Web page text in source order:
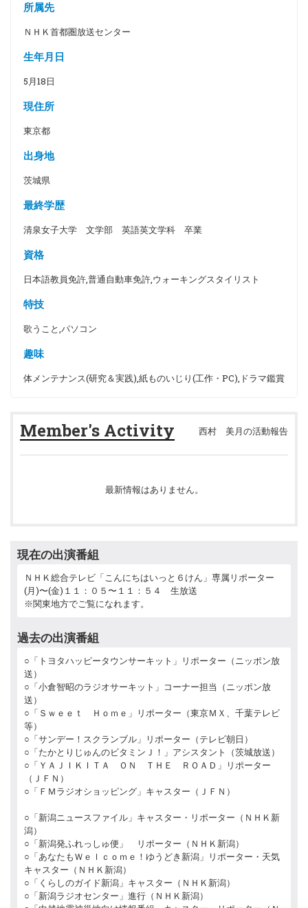
所属先
ＮＨＫ首都圏放送センター
生年月日
5月18日
現住所
東京都
出身地
茨城県
最終学歴
清泉女子大学 文学部 英語英文学科 卒業
資格
日本語教員免許,普通自動車免許,ウォーキングスタイリスト
特技
歌うこと,パソコン
趣味
体メンテナンス(研究＆実践),紙ものいじり(工作・PC),ドラマ鑑賞
Member's Activity 西村 美月の活動報告
最新情報はありません。
現在の出演番組
ＮＨＫ総合テレビ「こんにちはいっと６けん」専属リポーター
(月)〜(金)１１：０５〜１１：５４ 生放送
※関東地方でご覧になれます。
過去の出演番組
○「トヨタハッピータウンサーキット」リポーター（ニッポン放
送）
○「小倉智昭のラジオサーキット」コーナー担当（ニッポン放
送）
○「Ｓｗｅｅｔ Ｈｏｍｅ」リポーター（東京ＭＸ、千葉テレビ
等）
○「サンデー！スクランブル」リポーター（テレビ朝日）
○「たかとりじゅんのビタミンＪ！」アシスタント（茨城放送）
○「ＹＡＪＩＫＩＴＡ ＯＮ ＴＨＥ ＲＯＡＤ」リポーター
（ＪＦＮ）
○「ＦＭラジオショッピング」キャスター（ＪＦＮ）
○「新潟ニュースファイル」キャスター・リポーター（ＮＨＫ新
潟）
○「新潟発ふれっしゅ便」 リポーター（ＮＨＫ新潟）
○「あなたもＷｅｌｃｏｍｅ！ゆうどき新潟」リポーター・天気
キャスター（ＮＨＫ新潟）
○「くらしのガイド新潟」キャスター（ＮＨＫ新潟）
○「新潟ラジオセンター」進行（ＮＨＫ新潟）